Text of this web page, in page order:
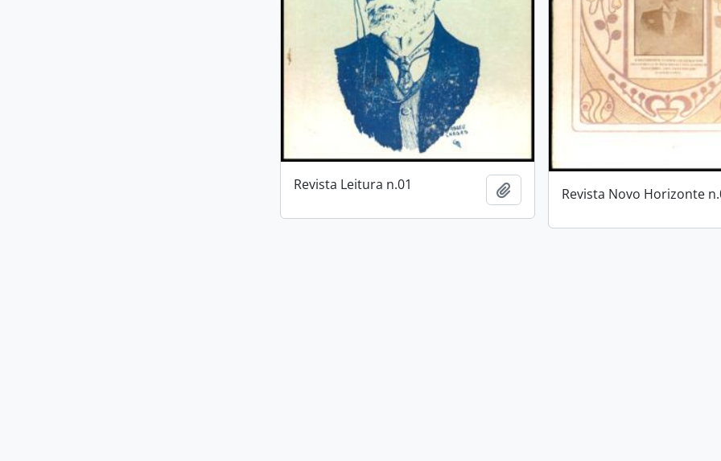
Revista Leitura n.01 Añadir al portapapeles
Revista Novo Horizonte